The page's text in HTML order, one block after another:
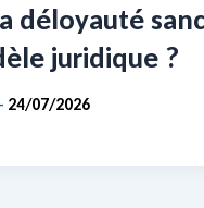
déloyauté
juridique ?
- 24/07/2026